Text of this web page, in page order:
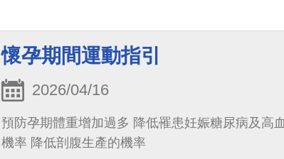
懷孕期間運動指引
2026/04/16
預防孕期體重增加過多 降低罹患妊娠糖尿病及高
機率 降低剖腹生產的機率